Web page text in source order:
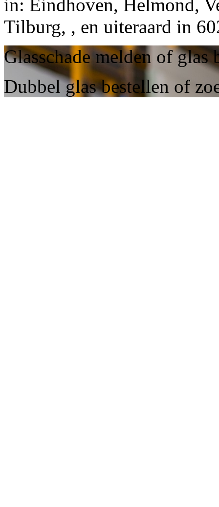
in: Eindhoven, Helmond,
Tilburg, , en uiteraard in
Glasschade melden of glas
Dubbel glas bestellen of